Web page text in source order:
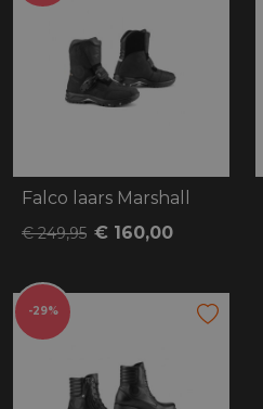
Falco laars Marshall
€ 249,95 € 160,00
-29%